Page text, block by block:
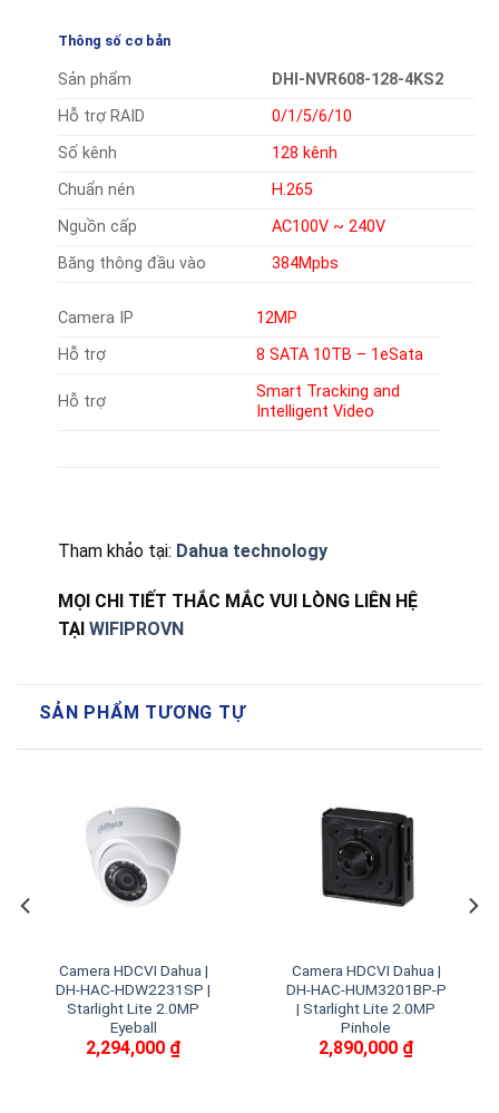
Thông số cơ bản
Sản phẩm
DHI-NVR608-128-4KS2
Hỗ trợ RAID
0/1/5/6/10
Số kênh
128 kênh
Chuẩn nén
H.265
Nguồn cấp
AC100V ~ 240V
Băng thông đầu vào
384Mpbs
Camera IP
12MP
Hỗ trợ
8 SATA 10TB – 1eSata
Hỗ trợ
Smart Tracking and
Intelligent Video
Tham khảo tại: Dahua technology
MỌI CHI TIẾT THẮC MẮC VUI LÒNG LIÊN HỆ
TẠI WIFIPROVN
SẢN PHẨM TƯƠNG TỰ
Camera HDCVI Dahua |
DH-HAC-HDW2231SP |
Starlight Lite 2.0MP
Eyeball
2,294,000 ₫
Camera HDCVI Dahua |
DH-HAC-HUM3201BP-P
| Starlight Lite 2.0MP
Pinhole
2,890,000 ₫